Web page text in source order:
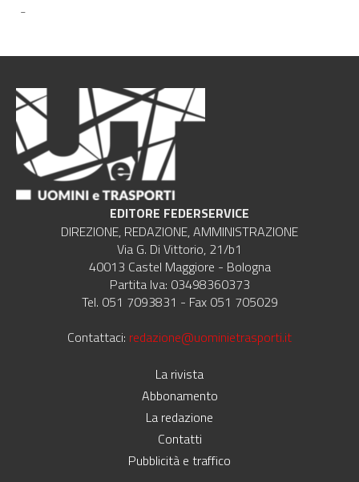
-
EDITORE FEDERSERVICE
DIREZIONE, REDAZIONE, AMMINISTRAZIONE
Via G. Di Vittorio, 21/b1
40013 Castel Maggiore - Bologna
Partita Iva: 03498360373
Tel. 051 7093831 - Fax 051 705029
Contattaci: redazione@uominietrasporti.it
La rivista
Abbonamento
La redazione
Contatti
Pubblicità e traffico